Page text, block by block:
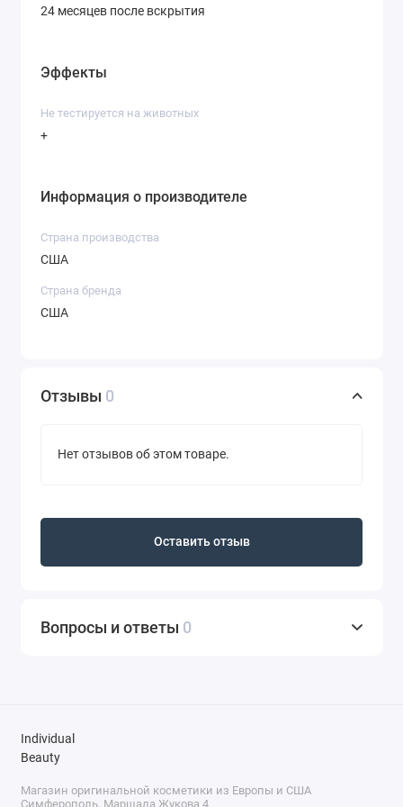
24 месяцев после вскрытия
Эффекты
Не тестируется на животных
+
Информация о производителе
Страна производства
США
Страна бренда
США
Отзывы 0
Нет отзывов об этом товаре.
Оставить отзыв
Вопросы и ответы 0
Individual
Beauty
Магазин оригинальной косметики из Европы и США
Симферополь, Маршала Жукова 4